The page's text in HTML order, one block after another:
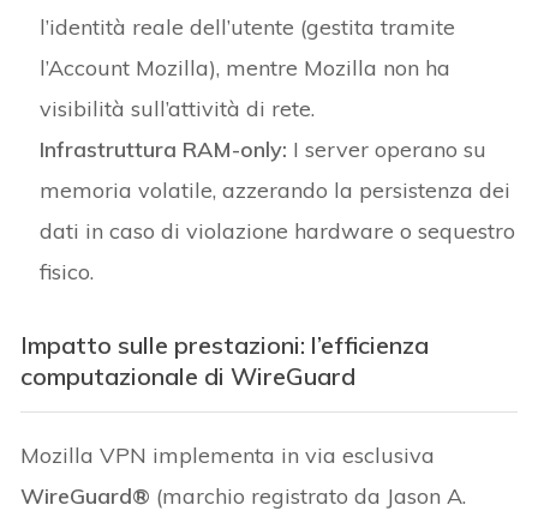
l’identità reale dell’utente (gestita tramite
l’Account Mozilla), mentre Mozilla non ha
visibilità sull’attività di rete.
Infrastruttura RAM-only: I server operano su
memoria volatile, azzerando la persistenza dei
dati in caso di violazione hardware o sequestro
fisico.
Impatto sulle prestazioni: l’efficienza
computazionale di WireGuard
Mozilla VPN implementa in via esclusiva
WireGuard® (marchio registrato da Jason A.